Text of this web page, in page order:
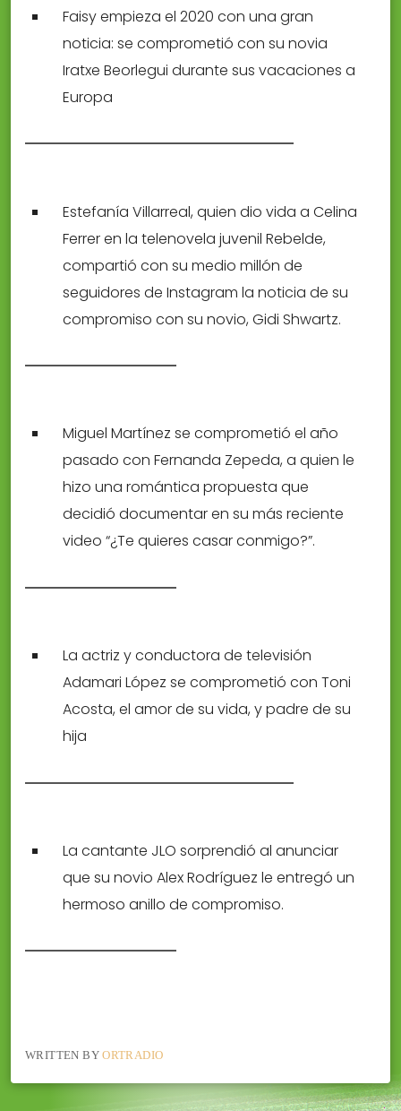
Faisy empieza el 2020 con una gran
noticia: se comprometió con su novia
Iratxe Beorlegui durante sus vacaciones a
Europa
Estefanía Villarreal, quien dio vida a Celina
Ferrer en la telenovela juvenil Rebelde,
compartió con su medio millón de
seguidores de Instagram la noticia de su
compromiso con su novio, Gidi Shwartz.
Miguel Martínez se comprometió el año
pasado con Fernanda Zepeda, a quien le
hizo una romántica propuesta que
decidió documentar en su más reciente
video “¿Te quieres casar conmigo?”.
La actriz y conductora de televisión
Adamari López se comprometió con Toni
Acosta, el amor de su vida, y padre de su
hija
La cantante JLO sorprendió al anunciar
que su novio Alex Rodríguez le entregó un
hermoso anillo de compromiso.
WRITTEN BYORTRADIO